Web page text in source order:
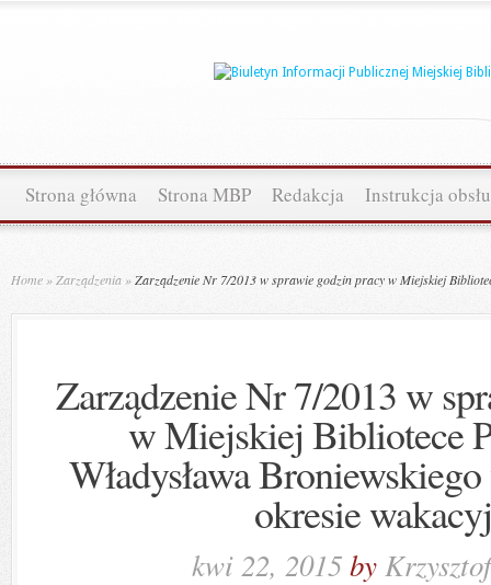
Strona główna Strona MBP Redakcja Instrukcja
Home » Zarządzenia » Zarządzenie Nr 7/2013 w sprawie godzin pracy w Miejskiej
Zarządzenie Nr 7/2013 w
w Miejskiej Bibliotece
Władysława
okresie
kwi 22, 2015by